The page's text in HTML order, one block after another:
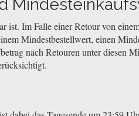
Im Falle einer Retour von
Mindestbestellwert, einen
nach Retouren unter diesen